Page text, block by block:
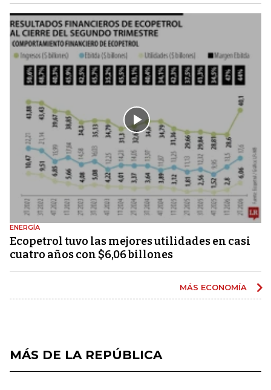
ENERGÍA
Ecopetrol tuvo las mejores utilidades en casi
cuatro años con $6,06 billones
MÁS ECONOMÍA
MÁS DE LA REPÚBLICA